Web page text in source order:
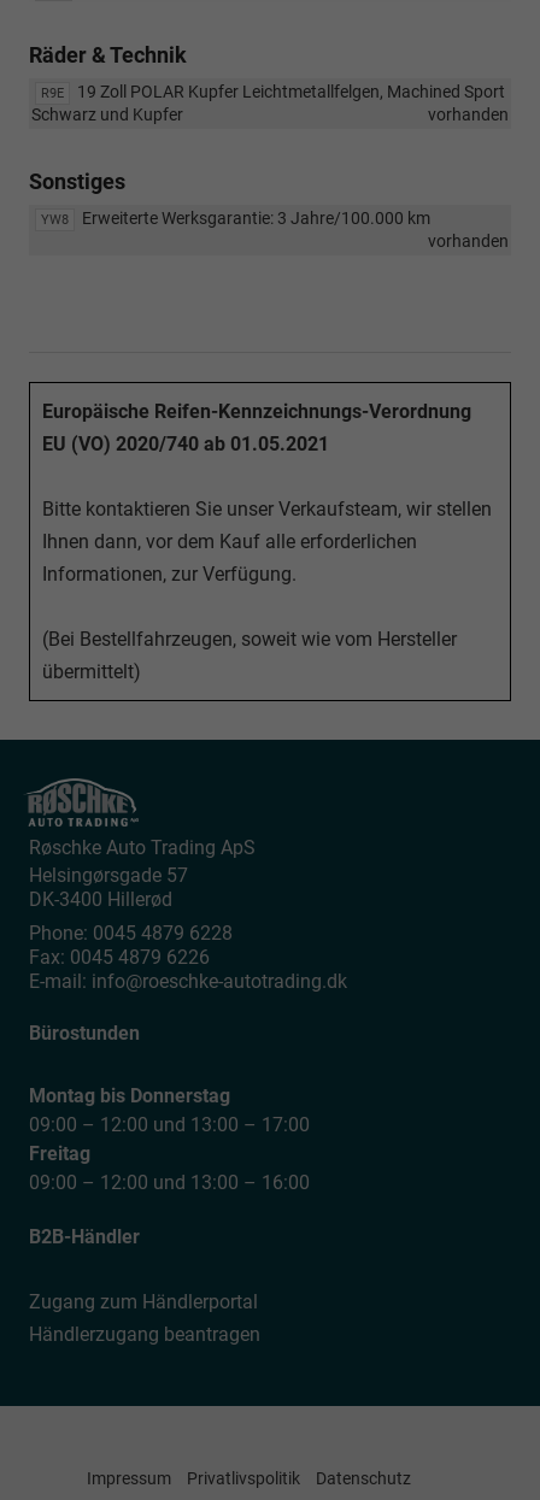
Räder & Technik
R9E
19 Zoll POLAR Kupfer Leichtmetallfelgen, Machined Sport
Schwarz und Kupfer
vorhanden
Sonstiges
YW8
Erweiterte Werksgarantie: 3 Jahre/100.000 km
vorhanden
Europäische Reifen-Kennzeichnungs-Verordnung
EU (VO) 2020/740 ab 01.05.2021
Bitte kontaktieren Sie unser Verkaufsteam, wir stellen
Ihnen dann, vor dem Kauf alle erforderlichen
Informationen, zur Verfügung.
(Bei Bestellfahrzeugen, soweit wie vom Hersteller
übermittelt)
Røschke Auto Trading ApS
Helsingørsgade 57
DK-3400 Hillerød
Phone: 0045 4879 6228
Fax: 0045 4879 6226
E-mail: info@roeschke-autotrading.dk
Bürostunden
Montag bis Donnerstag
09:00 – 12:00 und 13:00 – 17:00
Freitag
09:00 – 12:00 und 13:00 – 16:00
B2B-Händler
Zugang zum Händlerportal
Händlerzugang beantragen
Impressum Privatlivspolitik
Datenschutz